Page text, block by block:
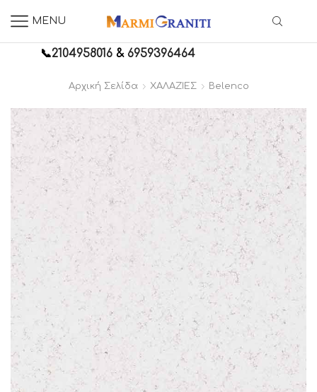
MENU
📞2104958016 &6959396464
Αρχική Σελίδα ΧΑΛΑΖΙΕΣ Belenco